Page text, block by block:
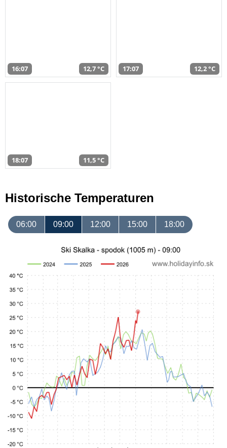
16:07 12,7 °C 17:07 12,2 °C
18:07 11,5 °C
Historische Temperaturen
06:00 09:00 12:00 15:00 18:00